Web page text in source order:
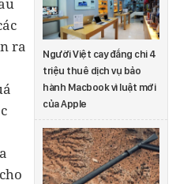
Người Việt cay đắng chi 4
triệu thuê dịch vụ bảo
hành Macbook vì luật mới
của Apple
ra